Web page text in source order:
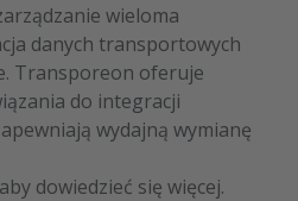
wieloma
danych transportowych
Transporeon oferuje
do integracji
wydajną wymianę
dowiedzieć się więcej.